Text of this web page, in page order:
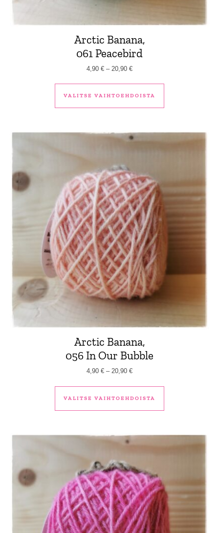
Arctic Banana,
061 Peacebird
4,90 € – 20,90 €Hintaluokka: 4,90 € - 20,90 €
VALITSE VAIHTOEHDOISTA
Tällä tuotteella
Arctic Banana,
056 In Our Bubble
4,90 € – 20,90 €Hintaluokka: 4,90 € - 20,90 €
VALITSE VAIHTOEHDOISTA
Tällä tuotteella